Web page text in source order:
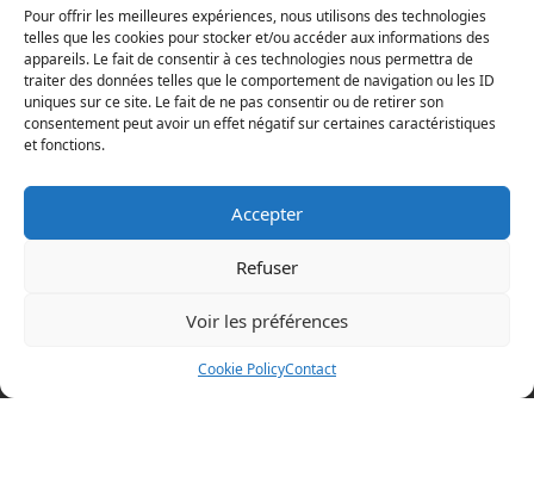
Pour offrir les meilleures expériences, nous utilisons des technologies
telles que les cookies pour stocker et/ou accéder aux informations des
appareils. Le fait de consentir à ces technologies nous permettra de
traiter des données telles que le comportement de navigation ou les ID
uniques sur ce site. Le fait de ne pas consentir ou de retirer son
consentement peut avoir un effet négatif sur certaines caractéristiques
et fonctions.
Accepter
Refuser
Voir les préférences
Cookie PolicyContact
Politique en matière de cookies